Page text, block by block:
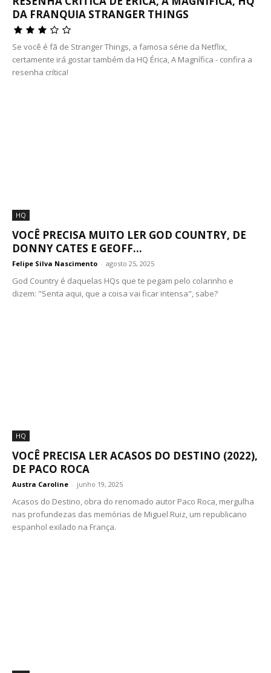
DA FRANQUIA STRANGER THINGS
Se você é fã de Stranger Things, a famosa série da Netflix,
certamente irá gostar também da HQ Érica, A Magnífica - confira a
resenha crítica!
HQ
VOCÊ PRECISA MUITO LER GOD COUNTRY, DE
DONNY CATES E GEOFF...
Felipe Silva Nascimento - agosto 25, 2025
God Country é daquelas HQs que te pegam pelo colarinho e
dizem: "Senta aqui, que a coisa vai ficar intensa", sabe?
HQ
VOCÊ PRECISA LER ACASOS DO DESTINO (2022),
DE PACO ROCA
Austra Caroline - junho 19, 2025
Acasos do Destino, obra do renomado autor Paco Roca, mergulha
nas profundezas das memórias de Miguel Ruiz, um republicano
espanhol exilado na França.